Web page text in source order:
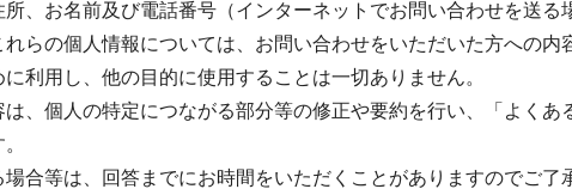
、お名前及び電話番号（インターネットでお問い合わせを送る
らの個人情報については、お問い合わせをいただいた方への内
利用し、他の目的に使用することは一切ありません。
、個人の特定につながる部分等の修正や要約を行い、「よくあ
合等は、回答までにお時間をいただくことがありますのでご了